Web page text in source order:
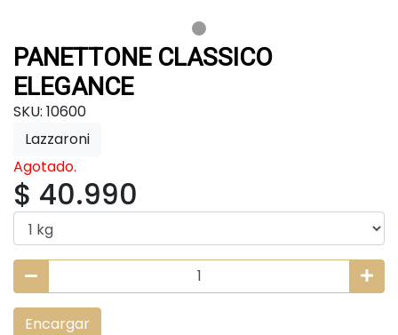
PANETTONE CLASSICO
ELEGANCE
SKU: 10600
Lazzaroni
Agotado.
$ 40.990
Encargar